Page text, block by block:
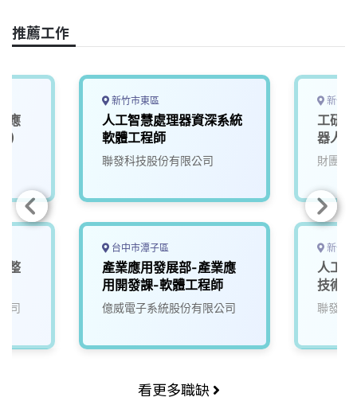
o
k
n
k
推薦工作
應
整
司
新竹市東區
人工智慧處理器資深系統
軟體工程師
聯發科技股份有限公司
台中市潭子區
產業應用發展部-產業應
用開發課-軟體工程師
億威電子系統股份有限公司
新竹
工研
器人
財團法
新竹
人工
技術
聯發科
看更多職缺